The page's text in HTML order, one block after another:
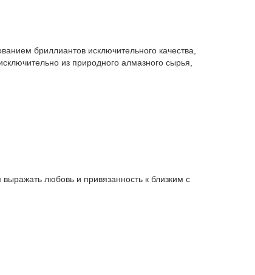
бриллиантов исключительного качества,
из природного алмазного сырья,
любовь и привязанность к близким с